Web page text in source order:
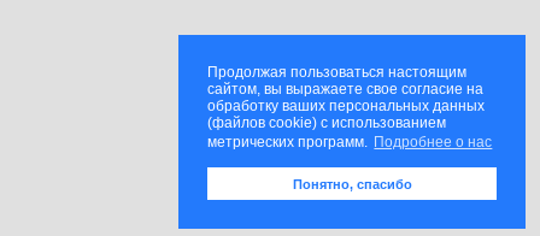
Продолжая пользоваться настоящим
сайтом, вы выражаете свое согласие на
обработку ваших персональных данных
(файлов cookie) с использованием
метрических программ. Подробнее о нас
Понятно, спасибо